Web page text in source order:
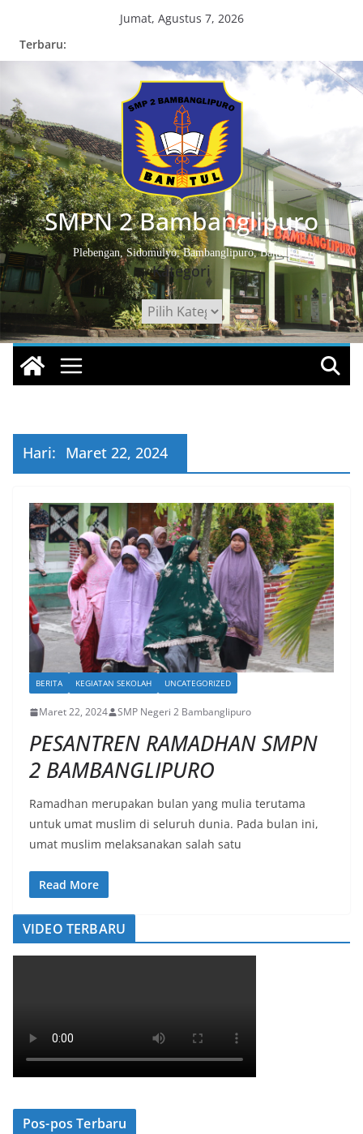
Jumat, Agustus 7, 2026
Terbaru:
SMPN 2 Bambanglipuro
Plebengan, Sidomulyo, Bambanglipuro, Bantul
Kategori
Kategori
Hari: Maret 22, 2024
BERITA KEGIATAN SEKOLAH UNCATEGORIZED
Maret 22, 2024 SMP Negeri 2 Bambanglipuro
PESANTREN RAMADHAN SMPN
2 BAMBANGLIPURO
Ramadhan merupakan bulan yang mulia terutama
untuk umat muslim di seluruh dunia. Pada bulan ini,
umat muslim melaksanakan salah satu
Read More
VIDEO TERBARU
Pos-pos Terbaru